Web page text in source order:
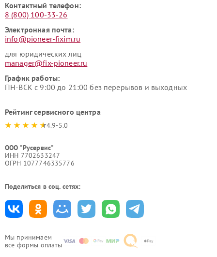
Мы принимаем
все формы оплаты
Контактный телефон:
8 (800) 100-33-26
Электронная почта:
info@pioneer-fixim.ru
для юридических лиц
manager@fix-pioneer.ru
График работы:
ПН-ВСК с 9:00 до 21:00 без перерывов и выходных
Рейтинг сервисного центра
4.9-5.0
ООО "Русервис"
ИНН 7702633247
ОГРН 1077746335776
Поделиться в соц. сетях: